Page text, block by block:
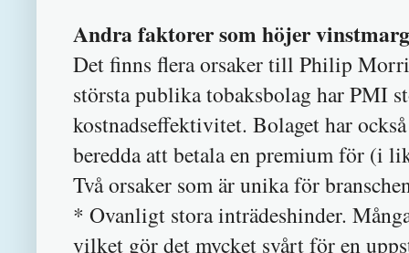
Andra faktorer som höjer
Det finns flera orsaker till Philip
största publika tobaksbolag har PMI
kostnadseffektivitet. Bolaget har
beredda att betala en premium för (i
Två orsaker som är unika för
* Ovanligt stora inträdeshinder.
vilket gör det mycket svårt för en